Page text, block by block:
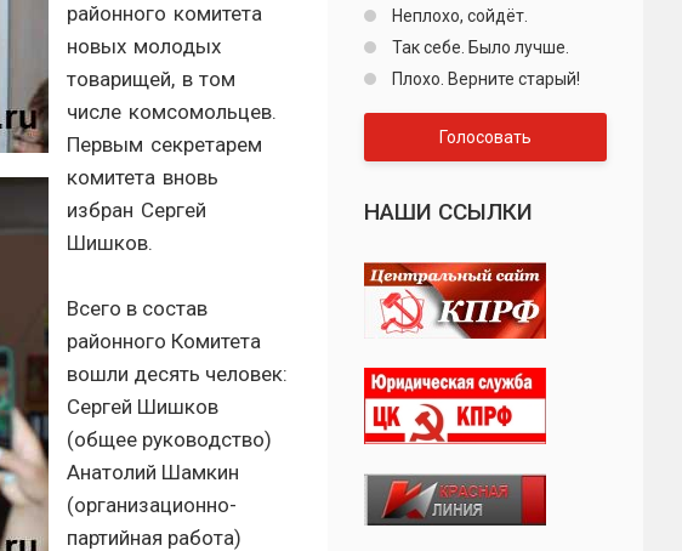
районного комитета
новых молодых
товарищей, в том
числе комсомольцев.
Первым секретарем
комитета вновь
избран Сергей
Шишков.
Всего в состав
районного Комитета
вошли десять человек:
Сергей Шишков
(общее руководство)
Анатолий Шамкин
(организационно-
партийная работа)
Неплохо, сойдёт.
Так себе. Было лучше.
Плохо. Верните старый!
Голосовать
НАШИ ССЫЛКИ